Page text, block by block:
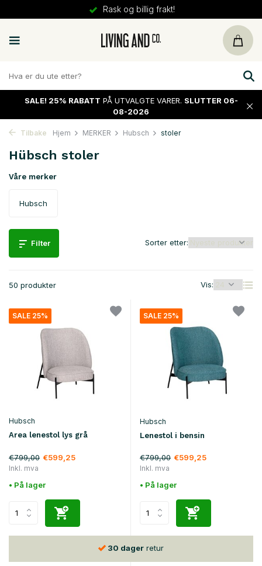
30 dagerretur
SALE! 25% RABATT PÅ UTVALGTE VARER. SLUTTER 06-
08-2026
Tilbake Hjem MERKER Hubsch stoler
Hübsch stoler
Våre merker
Hubsch
Filter
50 produkter Vis:
Sorter etter:
SALE 25%
Hubsch
Area lenestol lys grå
€799,00 €599,25
Inkl. mva
• På lager
SALE 25%
Hubsch
Lenestol i bensin
€799,00 €599,25
Inkl. mva
• På lager
30 dagerretur